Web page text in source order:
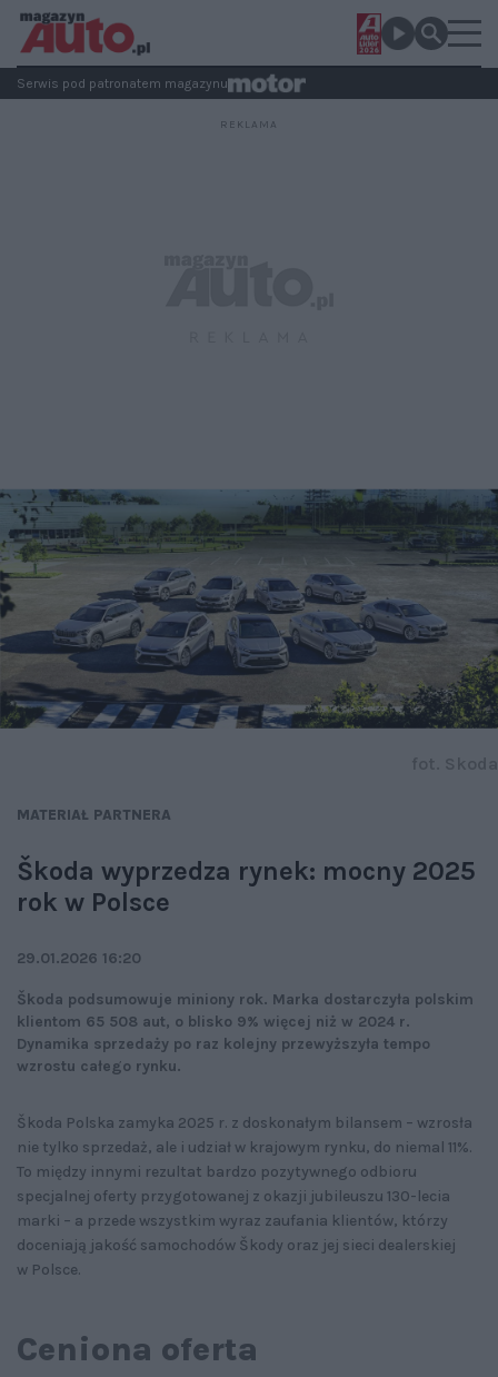
Serwis pod patronatem magazynu
MATERIAŁ PARTNERA
Škoda wyprzedza rynek: mocny 2025
rok w Polsce
29.01.2026 16:20
Škoda podsumowuje miniony rok. Marka dostarczyła polskim
klientom 65 508 aut, o blisko 9% więcej niż w 2024 r.
Dynamika sprzedaży po raz kolejny przewyższyła tempo
wzrostu całego rynku.
Škoda Polska zamyka 2025 r. z doskonałym bilansem – wzrosła
nie tylko sprzedaż, ale i udział w krajowym rynku, do niemal 11%.
To między innymi rezultat bardzo pozytywnego odbioru
specjalnej oferty przygotowanej z okazji jubileuszu 130-lecia
marki – a przede wszystkim wyraz zaufania klientów, którzy
doceniają jakość samochodów Škody oraz jej sieci dealerskiej
w Polsce.
Ceniona oferta